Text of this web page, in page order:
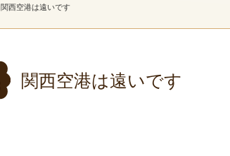
関西空港は遠いです
関西空港は遠いです